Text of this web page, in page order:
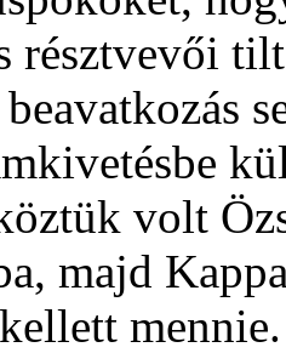
résztvevői
beavatkozás
volt
majd
mennie.